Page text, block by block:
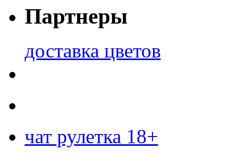
Партнеры
доставка цветов
чат рулетка 18+